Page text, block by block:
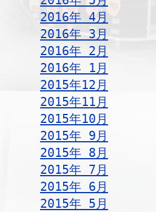
2016年 4月
2016年 3月
2016年 2月
2016年 1月
2015年12月
2015年11月
2015年10月
2015年 9月
2015年 8月
2015年 7月
2015年 6月
2015年 5月